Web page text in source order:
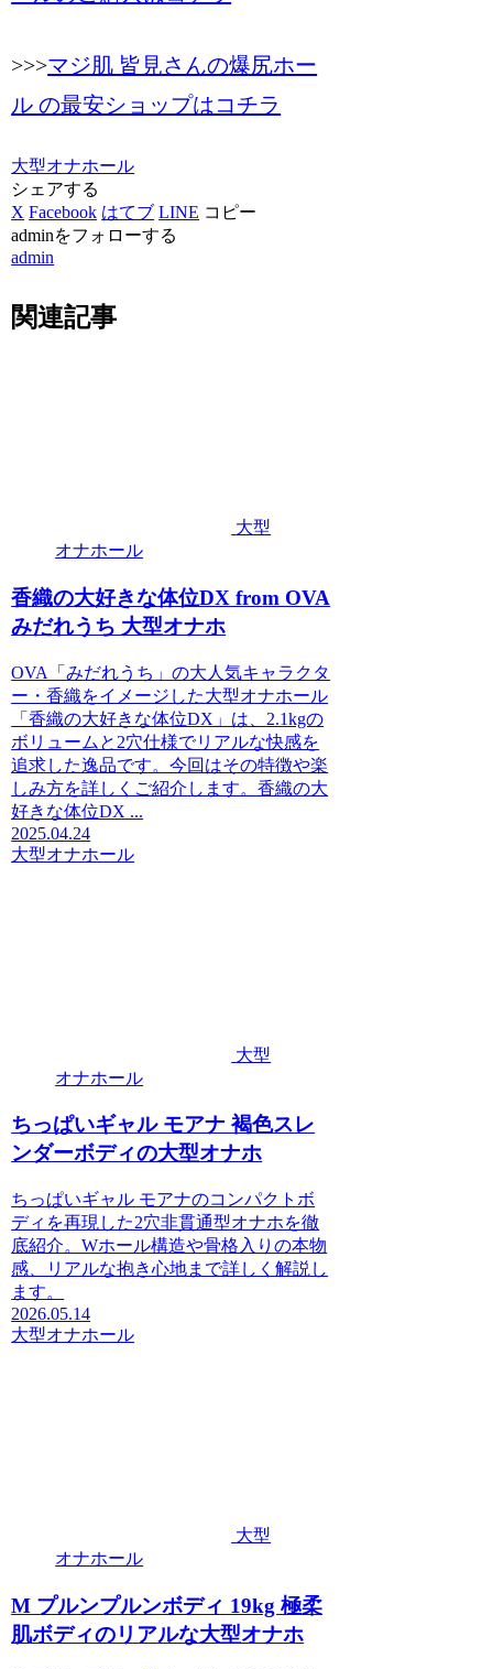
>>>マジ肌 皆見さんの爆尻ホー
ル の最安ショップはコチラ
大型オナホール
シェアする
X Facebook はてブ LINE コピー
adminをフォローする
admin
関連記事
大型
オナホール
香織の大好きな体位DX from OVA
みだれうち 大型オナホ
OVA「みだれうち」の大人気キャラクタ
ー・香織をイメージした大型オナホール
「香織の大好きな体位DX」は、2.1kgの
ボリュームと2穴仕様でリアルな快感を
追求した逸品です。今回はその特徴や楽
しみ方を詳しくご紹介します。香織の大
好きな体位DX ...
2025.04.24
大型オナホール
大型
オナホール
ちっぱいギャル モアナ 褐色スレ
ンダーボディの大型オナホ
ちっぱいギャル モアナのコンパクトボ
ディを再現した2穴非貫通型オナホを徹
底紹介。Wホール構造や骨格入りの本物
感、リアルな抱き心地まで詳しく解説し
ます。
2026.05.14
大型オナホール
大型
オナホール
M プルンプルンボディ 19kg 極柔
肌ボディのリアルな大型オナホ